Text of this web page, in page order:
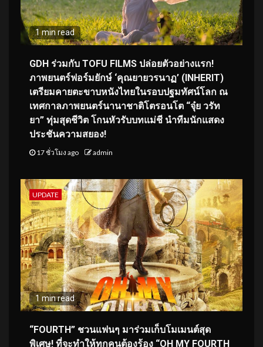
1 min read
GDH ร่วมกับ TOFU FILMS ปล่อยตัวอย่างแรก!
ภาพยนตร์ฟอร์มยักษ์ ‘คุณยายวรนาฏ’ (INHERIT)
เตรียมคายตะขาบหนังไทยในรอบปฐมทัศน์โลก ณ
เทศกาลภาพยนตร์นานาชาติโตรอนโต “จุ๋ย วรัท
ยา” ทุ่มสุดชีวิต โกนหัวรับบทแม่ชี นำทีมนักแสดง
ประชันความสยอง!
17 ชั่วโมง ago admin
UPDATE
1 min read
“FOURTH” ชวนแฟนๆ มาร่วมเก็บโมเมนต์สุด
พิเศษ! ที่จะทำให้ทุกคนต้องร้อง “OH MY FOURTH